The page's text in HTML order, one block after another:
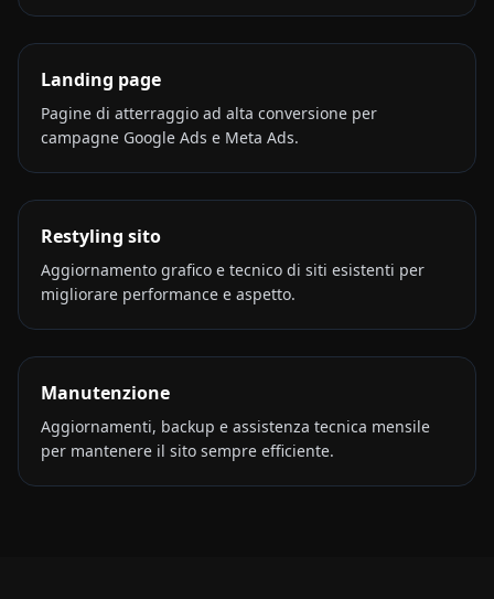
Landing page
Pagine di atterraggio ad alta conversione per
campagne Google Ads e Meta Ads.
Restyling sito
Aggiornamento grafico e tecnico di siti esistenti per
migliorare performance e aspetto.
Manutenzione
Aggiornamenti, backup e assistenza tecnica mensile
per mantenere il sito sempre efficiente.